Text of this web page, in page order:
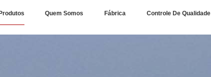
Quem Somos Fábrica Controle De Qualidade